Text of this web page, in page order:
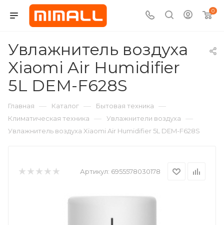
0
Увлажнитель воздуха
Xiaomi Air Humidifier
5L DEM-F628S
Главная — Каталог — Бытовая техника —
Климатическая техника — Увлажнители воздуха —
Увлажнитель воздуха Xiaomi Air Humidifier 5L DEM-F628S
Артикул: 6955578030178